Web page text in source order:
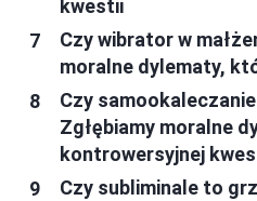
kwestii
Czy wibrator w
moralne dylematy,
Czy
Zgłębiamy moralne
kontrowersyjnej
Czy subliminale to